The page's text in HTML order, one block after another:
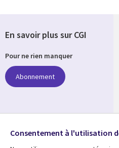
En savoir plus sur CGI
Pour ne rien manquer
Abonnement
Suivez-nous
Consentement à l'utilisation